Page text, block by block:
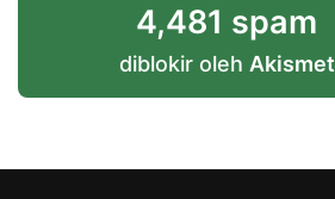
4,481 spam
diblokir oleh Akismet